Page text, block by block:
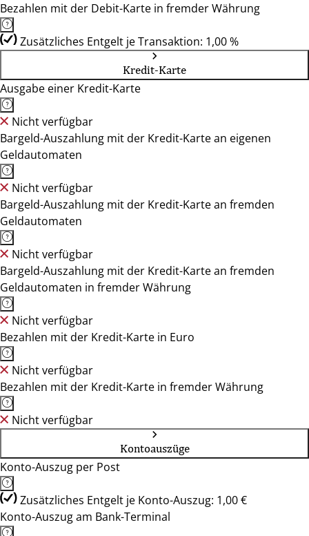
Bezahlen mit der Debit-Karte in fremder Währung
Zusätzliches Entgelt je Transaktion: 1,00 %
Kredit-Karte
Ausgabe einer Kredit-Karte
Nicht verfügbar
Bargeld-Auszahlung mit der Kredit-Karte an eigenen
Geldautomaten
Nicht verfügbar
Bargeld-Auszahlung mit der Kredit-Karte an fremden
Geldautomaten
Nicht verfügbar
Bargeld-Auszahlung mit der Kredit-Karte an fremden
Geldautomaten in fremder Währung
Nicht verfügbar
Bezahlen mit der Kredit-Karte in Euro
Nicht verfügbar
Bezahlen mit der Kredit-Karte in fremder Währung
Nicht verfügbar
Kontoauszüge
Konto-Auszug per Post
Zusätzliches Entgelt je Konto-Auszug: 1,00 €
Konto-Auszug am Bank-Terminal